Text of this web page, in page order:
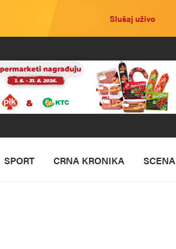
Slušaj uživo
SPORT CRNA KRONIKA SCENA